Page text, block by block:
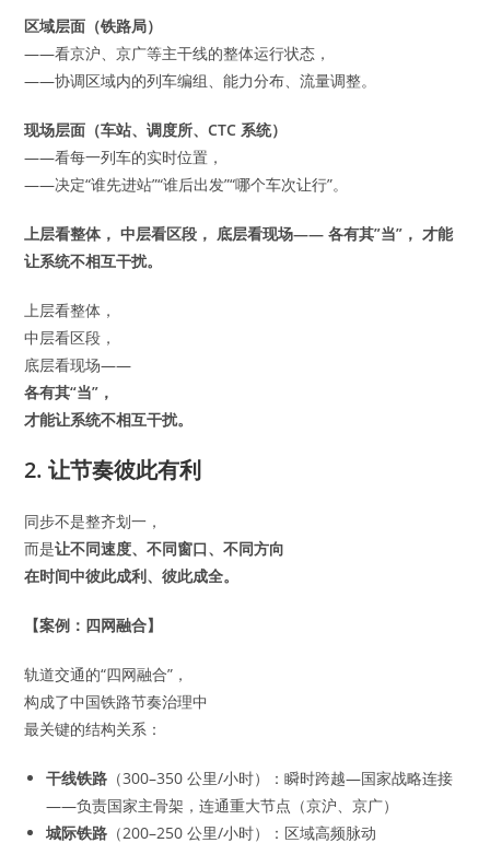
区域层面（铁路局）
——看京沪、京广等主干线的整体运行状态，
——协调区域内的列车编组、能力分布、流量调整。
现场层面（车站、调度所、CTC 系统）
——看每一列车的实时位置，
——决定“谁先进站”“谁后出发”“哪个车次让行”。
上层看整体， 中层看区段， 底层看现场—— 各有其”当”， 才能
让系统不相互干扰。
上层看整体，
中层看区段，
底层看现场——
各有其“当”，
才能让系统不相互干扰。
2. 让节奏彼此有利
同步不是整齐划一，
而是让不同速度、不同窗口、不同方向
在时间中彼此成利、彼此成全。
【案例：四网融合】
轨道交通的“四网融合”，
构成了中国铁路节奏治理中
最关键的结构关系：
干线铁路 （300–350 公里/小时）：瞬时跨越—国家战略连接
——负责国家主骨架，连通重大节点（京沪、京广）
城际铁路 （200–250 公里/小时）：区域高频脉动